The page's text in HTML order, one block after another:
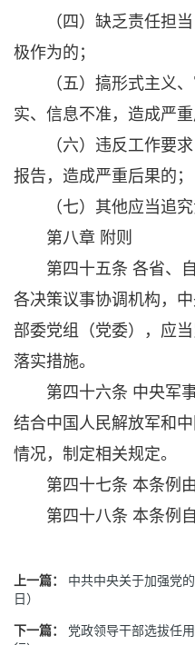
（四）缺乏责任担当
极作为的；
（五）搞形式主义、
实、信息不准，造成严重
（六）违反工作要求
报告，造成严重后果的；
（七）其他应当追究
第八章 附则
第四十五条 各省、自
各决策议事协调机构，
部委党组（党委），应
落实措施。
第四十六条 中央军事
结合中国人民解放军和
情况，制定相关规定。
第四十七条 本条例由
第四十八条 本条例自
上一篇：
中共中央关于加强党
日）
下一篇：
党政领导干部选拔任